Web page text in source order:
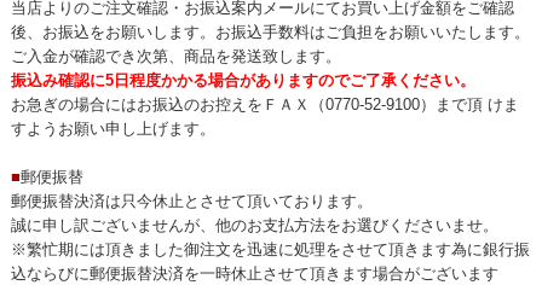
当店よりのご注文確認・お振込案内メールにてお買い上げ金額をご確認
後、お振込をお願いします。お振込手数料はご負担をお願いいたします。
ご入金が確認でき次第、商品を発送致します。
振込み確認に5日程度かかる場合がありますのでご了承ください。
お急ぎの場合にはお振込のお控えをＦＡＸ（0770-52-9100）まで頂 けま
すようお願い申し上げます。
■郵便振替
郵便振替決済は只今休止とさせて頂いております。
誠に申し訳ございませんが、他のお支払方法をお選びくださいませ。
※繁忙期には頂きました御注文を迅速に処理をさせて頂きます為に銀行振
込ならびに郵便振替決済を一時休止させて頂きます場合がございます